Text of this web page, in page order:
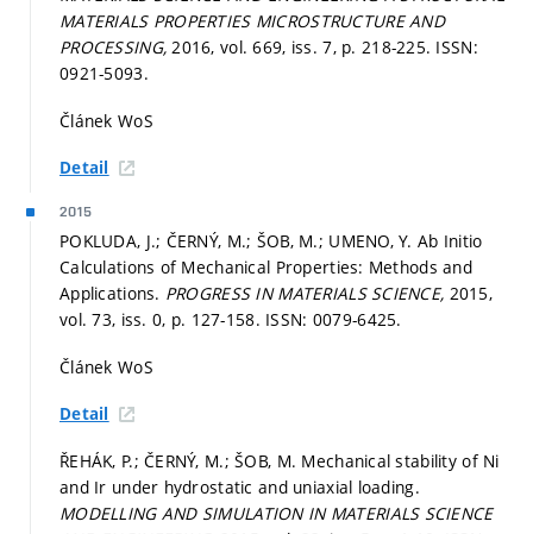
MATERIALS PROPERTIES MICROSTRUCTURE AND
PROCESSING,2016, vol. 669, iss. 7, p. 218-225. ISSN:
0921-5093.
Článek WoS
Detail
2015
POKLUDA, J.; ČERNÝ, M.; ŠOB, M.; UMENO, Y. Ab Initio
Calculations of Mechanical Properties: Methods and
Applications. PROGRESS IN MATERIALS SCIENCE, 2015,
vol. 73, iss. 0, p. 127-158. ISSN: 0079-6425.
Článek WoS
Detail
ŘEHÁK, P.; ČERNÝ, M.; ŠOB, M. Mechanical stability of Ni
and Ir under hydrostatic and uniaxial loading.
MODELLING AND SIMULATION IN MATERIALS SCIENCE